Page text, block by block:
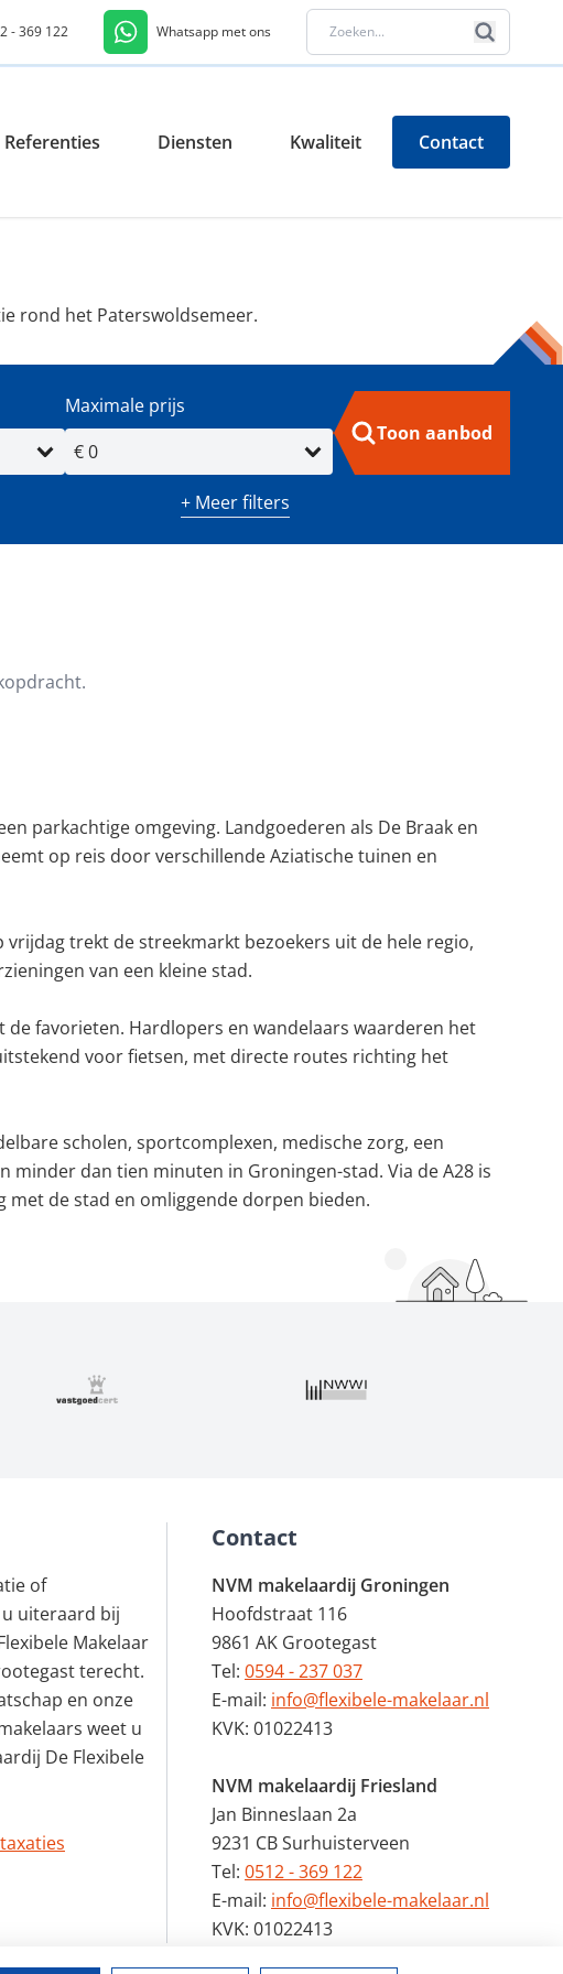
- 369 122 Whatsapp met ons
Referenties Diensten Kwaliteit Contact
rond het Paterswoldsemeer.
Maximale prijs
Toon aanbod
+ Meer filters
parkachtige omgeving. Landgoederen als De Braak en
op reis door verschillende Aziatische tuinen en
trekt de streekmarkt bezoekers uit de hele regio,
van een kleine stad.
favorieten. Hardlopers en wandelaars waarderen het
voor fietsen, met directe routes richting het
scholen, sportcomplexen, medische zorg, een
dan tien minuten in Groningen-stad. Via de A28 is
de stad en omliggende dorpen bieden.
of
uiteraard bij
Makelaar
terecht.
en onze
weet u
De Flexibele
Contact
NVM makelaardij Groningen
Hoofdstraat 116
9861 AK Grootegast
Tel: 0594 - 237 037
E-mail: info@flexibele-makelaar.nl
KVK: 01022413
NVM makelaardij Friesland
Jan Binneslaan 2a
9231 CB Surhuisterveen
Tel: 0512 - 369 122
E-mail: info@flexibele-makelaar.nl
KVK: 01022413